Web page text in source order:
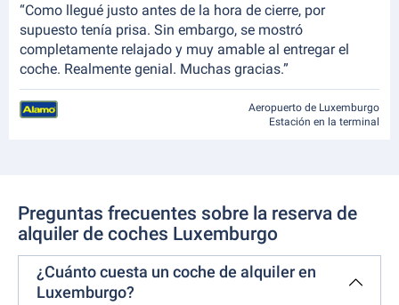
“Como llegué justo antes de la hora de cierre, por
supuesto tenía prisa. Sin embargo, se mostró
completamente relajado y muy amable al entregar el
coche. Realmente genial. Muchas gracias.”
Aeropuerto de Luxemburgo
Estación en la terminal
Preguntas frecuentes sobre la reserva de
alquiler de coches Luxemburgo
¿Cuánto cuesta un coche de alquiler en
Luxemburgo?